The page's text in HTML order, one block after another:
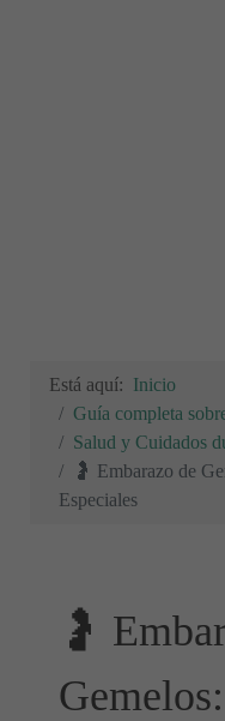
Está aquí: Inicio
Guía completa
Salud y Cuidados
🤰 Embarazo de
Especiales
🤰